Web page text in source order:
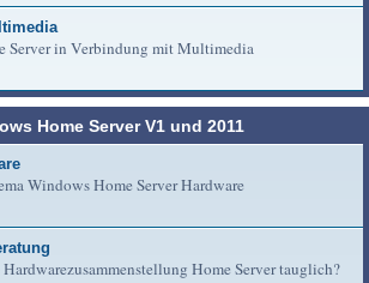
Server in Verbindung mit Multimedia
Home Server V1 und 2011
Windows Home Server Hardware
Home Server tauglich?